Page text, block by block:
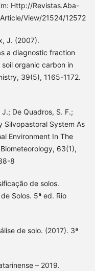
Http://Revistas.Aba-
View/21524/12572
J. (2007).
a diagnostic fraction
organic carbon in
39(5), 1165-1172.
De Quadros, S. F.;
Silvopastoral System As
Environment In The
63(1),
8
de solos.
Solos. 5ª ed. Rio
de solo. (2017). 3ª
– 2019.